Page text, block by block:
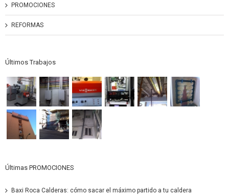
PROMOCIONES
REFORMAS
Últimos Trabajos
Últimas PROMOCIONES
Baxi Roca Calderas: cómo sacar el máximo partido a tu caldera